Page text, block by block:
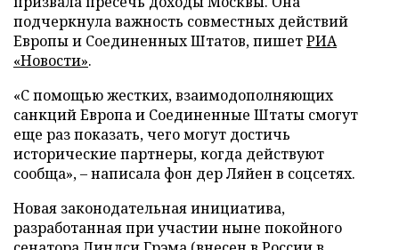
подчеркнула важность совместных действий
Европы и Соединенных Штатов, пишетРИА
«Новости».
«С помощью жестких, взаимодополняющих
санкций Европа и Соединенные Штаты смогут
еще раз показать, чего могут достичь
исторические партнеры, когда действуют
сообща», – написала фон дер Ляйен в соцсетях.
Новая законодательная инициатива,
разработанная при участии ныне покойного